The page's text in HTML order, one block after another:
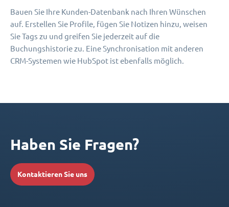
Bauen Sie Ihre Kunden-Datenbank nach Ihren Wünschen
auf. Erstellen Sie Profile, fügen Sie Notizen hinzu, weisen
Sie Tags zu und greifen Sie jederzeit auf die
Buchungshistorie zu. Eine Synchronisation mit anderen
CRM-Systemen wie HubSpot ist ebenfalls möglich.
Haben Sie Fragen?
Kontaktieren Sie uns